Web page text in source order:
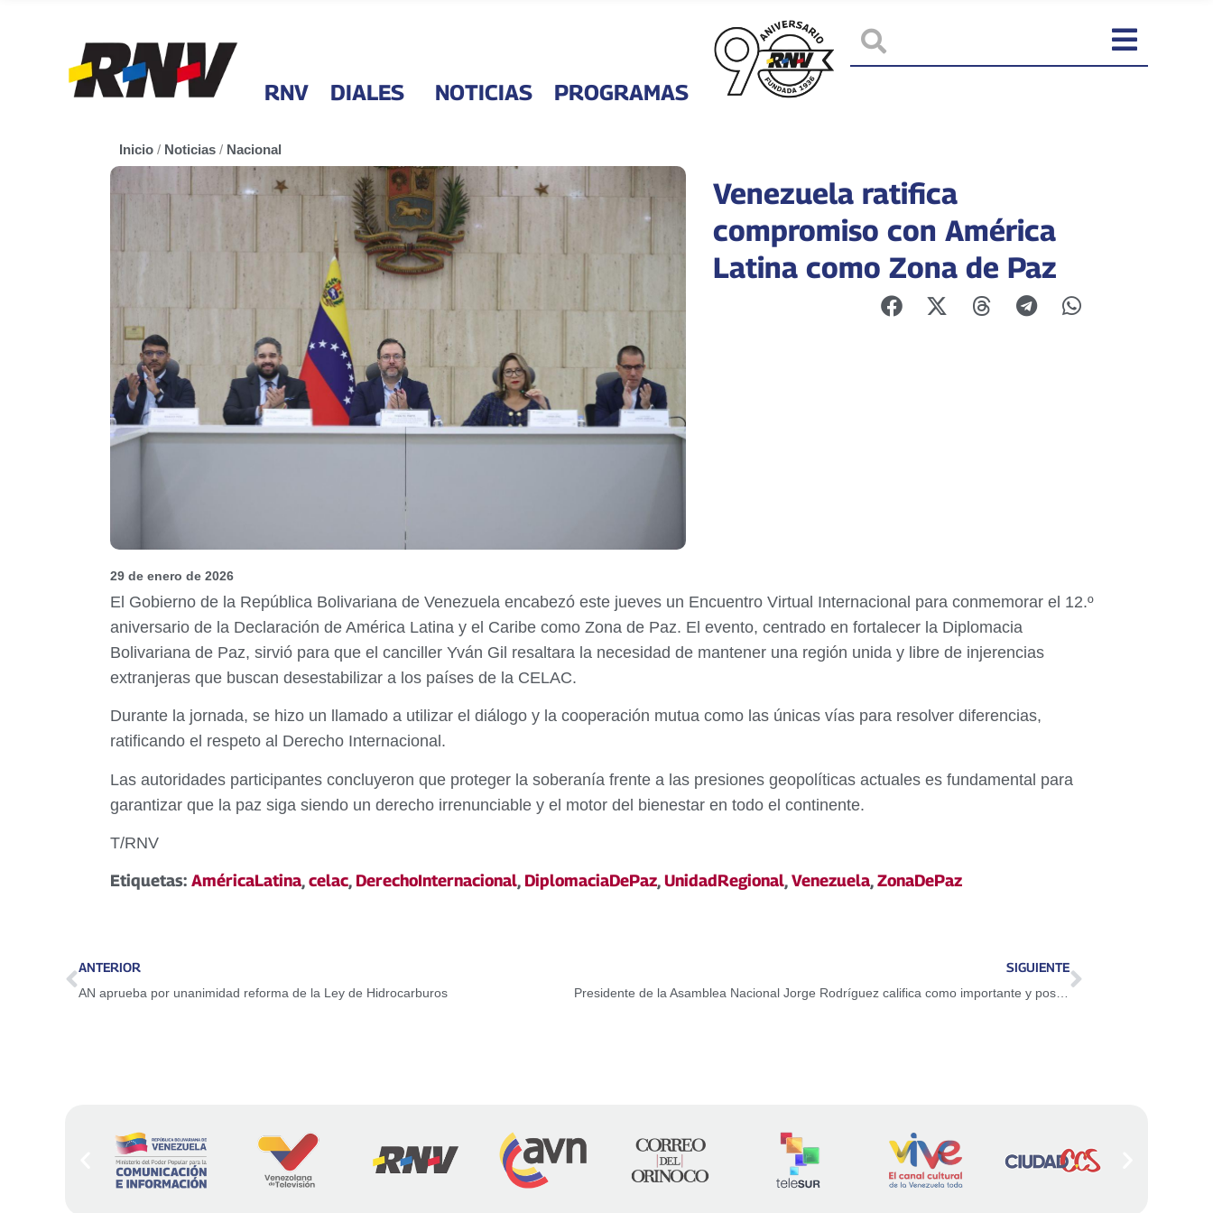
RNV DIALES NOTICIAS PROGRAMAS
Inicio / Noticias / Nacional
Venezuela ratifica
compromiso con América
Latina como Zona de Paz
29 de enero de 2026
El Gobierno de la República Bolivariana de Venezuela encabezó este jueves un Encuentro Virtual Internacional para conmemorar el 12.º
aniversario de la Declaración de América Latina y el Caribe como Zona de Paz. El evento, centrado en fortalecer la Diplomacia
Bolivariana de Paz, sirvió para que el canciller Yván Gil resaltara la necesidad de mantener una región unida y libre de injerencias
extranjeras que buscan desestabilizar a los países de la CELAC.
Durante la jornada, se hizo un llamado a utilizar el diálogo y la cooperación mutua como las únicas vías para resolver diferencias,
ratificando el respeto al Derecho Internacional.
Las autoridades participantes concluyeron que proteger la soberanía frente a las presiones geopolíticas actuales es fundamental para
garantizar que la paz siga siendo un derecho irrenunciable y el motor del bienestar en todo el continente.
T/RNV
Etiquetas: AméricaLatina,celac, DerechoInternacional, DiplomaciaDePaz,UnidadRegional,Venezuela,ZonaDePaz
ANTERIOR
AN aprueba por unanimidad reforma de la Ley de Hidrocarburos
SIGUIENTE